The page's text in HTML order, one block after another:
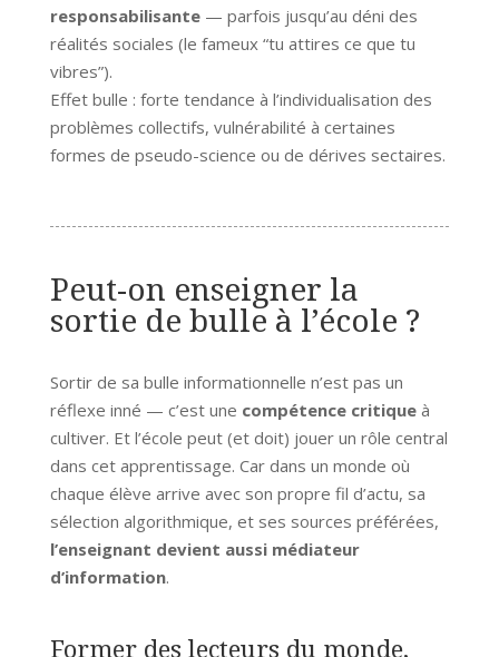
responsabilisante— parfois jusqu’au déni des
réalités sociales (le fameux “tu attires ce que tu
vibres”).
Effet bulle : forte tendance à l’individualisation des
problèmes collectifs, vulnérabilité à certaines
formes de pseudo-science ou de dérives sectaires.
Peut-on enseigner la
sortie de bulle à l’école ?
Sortir de sa bulle informationnelle n’est pas un
réflexe inné — c’est une compétence critiqueà
cultiver. Et l’école peut (et doit) jouer un rôle central
dans cet apprentissage. Car dans un monde où
chaque élève arrive avec son propre fil d’actu, sa
sélection algorithmique, et ses sources préférées,
l’enseignant devient aussi médiateur
d’information.
Former des lecteurs du monde,